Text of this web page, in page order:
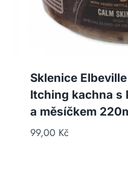
Sklenice
Itching kachna s
a měsíčkem
99,00 Kč